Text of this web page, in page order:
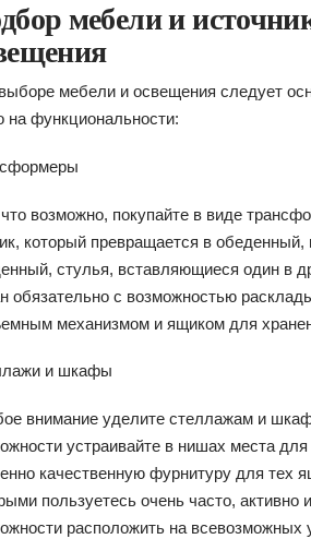
мебели и
мебели и освещения следует
на функциональности:
возможно, покупайте в виде
который превращается в обеденный,
стулья, вставляющиеся один в
обязательно с возможностью
механизмом и ящиком для
и шкафы
внимание уделите стеллажам и
устраивайте в нишах места
качественную фурнитуру для тех
пользуетесь очень часто, активно
расположить на всевозможных